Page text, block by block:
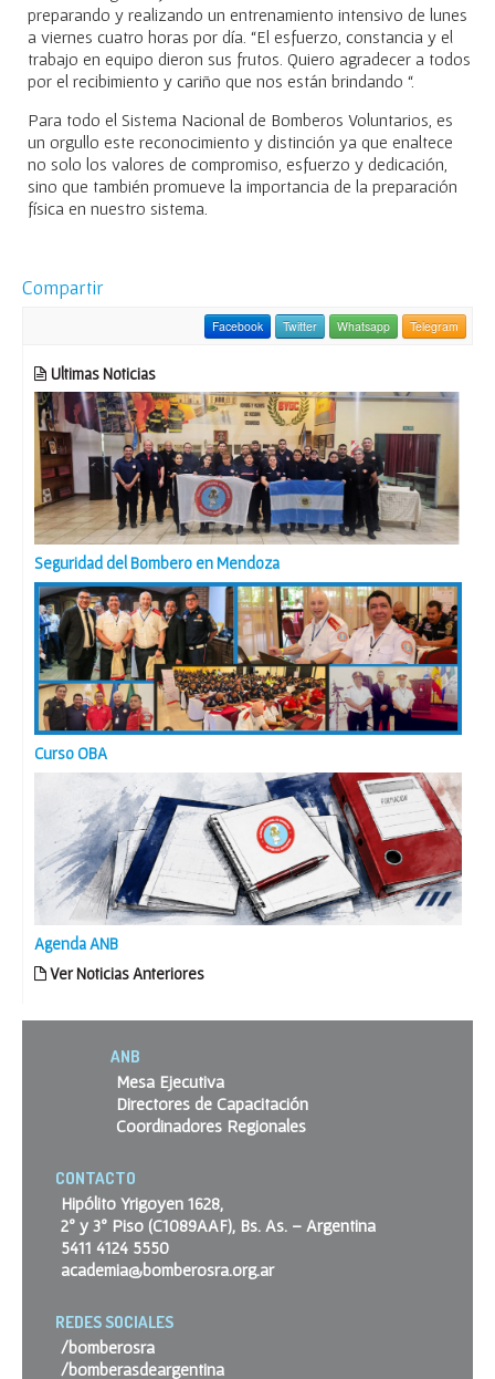
preparando y realizando un entrenamiento intensivo de lunes
a viernes cuatro horas por día. “El esfuerzo, constancia y el
trabajo en equipo dieron sus frutos. Quiero agradecer a todos
por el recibimiento y cariño que nos están brindando “.
Para todo el Sistema Nacional de Bomberos Voluntarios, es
un orgullo este reconocimiento y distinción ya que enaltece
no solo los valores de compromiso, esfuerzo y dedicación,
sino que también promueve la importancia de la preparación
física en nuestro sistema.
Compartir
Facebook Twitter Whatsapp Telegram
Ultimas Noticias
Seguridad del Bombero en Mendoza
Curso OBA
Agenda ANB
Ver Noticias Anteriores
ANB
Mesa Ejecutiva
Directores de Capacitación
Coordinadores Regionales
CONTACTO
Hipólito Yrigoyen 1628,
2º y 3º Piso (C1089AAF), Bs. As. – Argentina
5411 4124 5550
academia@bomberosra.org.ar
REDES SOCIALES
/bomberosra
/bomberasdeargentina